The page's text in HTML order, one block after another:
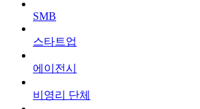
SMB
스타트업
에이전시
비영리 단체